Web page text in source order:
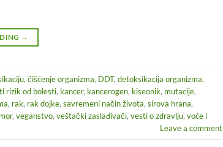
→
, čišćenje organizma, DDT, detoksikacija organizma,
rizik od bolesti, kancer, kancerogen, kiseonik, mutacije,
, rak, rak dojke, savremeni način života, sirova hrana,
, veganstvo, veštački zaslađivači, vesti o zdravlju, voće i
Leave a comment